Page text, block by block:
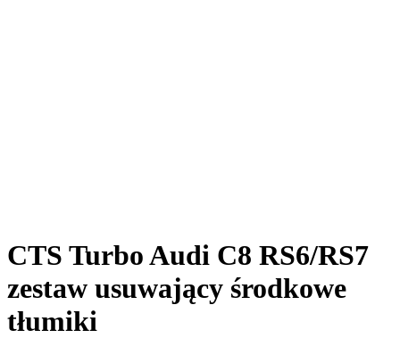
CTS Turbo Audi C8 RS6/RS7
zestaw usuwający środkowe
tłumiki